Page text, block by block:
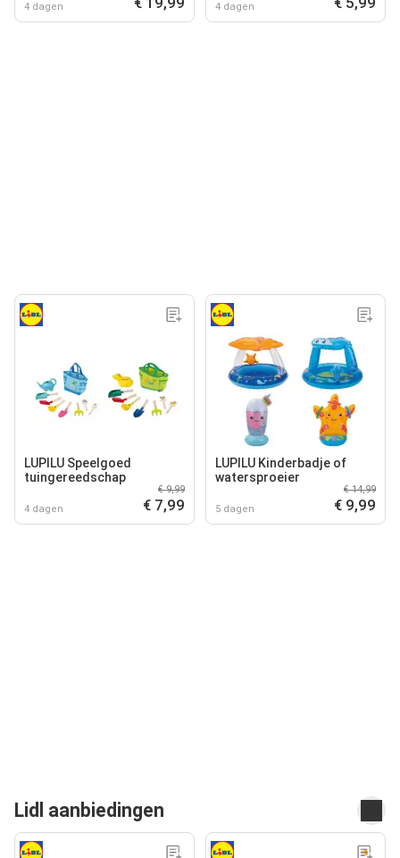
4 dagen 4 dagen
LUPILU Speelgoed
tuingereedschap
4 dagen
€ 9,99
€ 7,99
LUPILU Kinderbadje of
watersproeier
5 dagen
€ 14,99
€ 9,99
Lidl aanbiedingen